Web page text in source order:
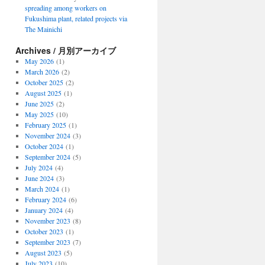
spreading among workers on
Fukushima plant, related projects via
The Mainichi
Archives / 月別アーカイブ
May 2026(1)
March 2026(2)
October 2025(2)
August 2025(1)
June 2025(2)
May 2025(10)
February 2025(1)
November 2024(3)
October 2024(1)
September 2024(5)
July 2024(4)
June 2024(3)
March 2024(1)
February 2024(6)
January 2024(4)
November 2023 (8)
October 2023 (1)
September 2023 (7)
August 2023 (5)